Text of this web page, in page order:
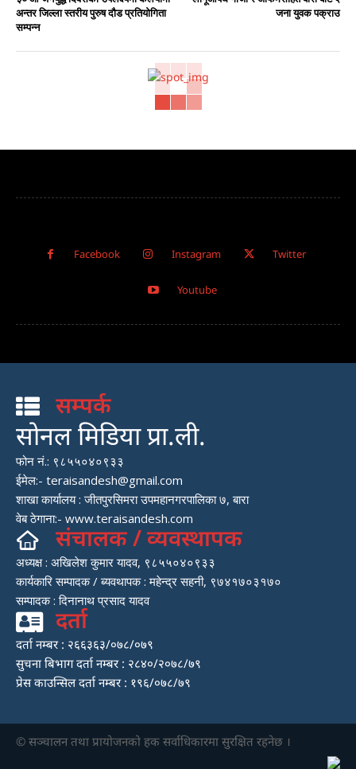
अन्तर जिल्ला स्तरीय पुरुष दौड प्रतियोगिता
सम्पन्न
जना युवक पक्राउ
Facebook Instagram Twitter
Youtube
सम्पर्क
सोनल मिडिया प्रा.ली.
फोन नं.: ९८५५०४०९३३
ईमेल:- teraisandesh@gmail.com
शाखा कार्यालय : जीतपुरसिमरा उपमहानगरपालिका ७, बारा
वेब ठेगाना:- www.teraisandesh.com
संचालक / व्यवस्थापक
अध्यक्ष : अखिलेश कुमार यादव, ९८५५०४०९३३
कार्यकारि सम्पादक / ब्यवथापक : महेन्द्र सहनी, ९७४१७०३१७०
सम्पादक : दिनानाथ प्रसाद यादव
दर्ता
दर्ता नम्बर : २६६३६३/०७८/०७९
सुचना बिभाग दर्ता नम्बर : २८४०/२०७८/७९
प्रेस काउन्सिल दर्ता नम्बर : १९६/०७८/७९
© सञ्चालन तथा प्रायाेजनकाे हक सर्वाधिकारमा सुरक्षित रहनेछ ।